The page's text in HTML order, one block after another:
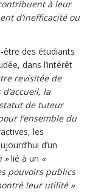
à leur
d’inefficacité ou
être des étudiants
dans l’intérêt
revisitée de
la
de tuteur
l’ensemble du
les
d’un
»lié à un «
pouvoirs publics
leur utilité »